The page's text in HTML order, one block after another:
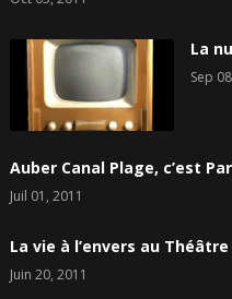
La
Sep
Auber Canal Plage, c’est
Juil 01, 2011
La vie à l’envers au
Juin 20, 2011